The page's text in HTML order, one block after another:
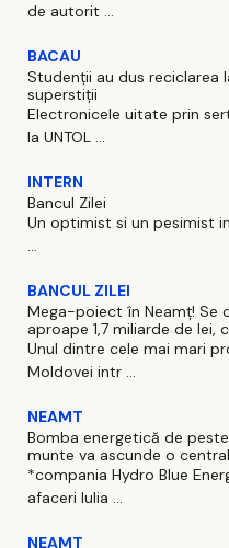
de autorit ...
BACAU
Studenții au dus reciclarea
superstiții
Electronicele uitate prin
la UNTOL ...
INTERN
Bancul Zilei
Un optimist si un pesimist
...
BANCUL ZILEI
Mega-poiect în Neamț! Se
aproape 1,7 miliarde de lei,
Unul dintre cele mai mari
Moldovei intr ...
NEAMT
Bomba energetică de
munte va ascunde o
*compania Hydro Blue
afaceri Iulia ...
NEAMT